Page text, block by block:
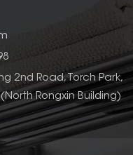
2nd Road, Torch Park,
Rongxin Building)